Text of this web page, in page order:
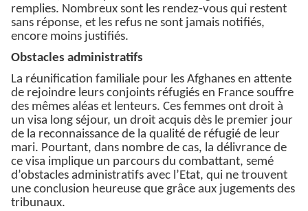
remplies. Nombreux sont les rendez-vous qui restent
sans réponse, et les refus ne sont jamais notifiés,
encore moins justifiés.
Obstacles administratifs
La réunification familiale pour les Afghanes en attente
de rejoindre leurs conjoints réfugiés en France souffre
des mêmes aléas et lenteurs. Ces femmes ont droit à
un visa long séjour, un droit acquis dès le premier jour
de la reconnaissance de la qualité de réfugié de leur
mari. Pourtant, dans nombre de cas, la délivrance de
ce visa implique un parcours du combattant, semé
d’obstacles administratifs avec l’Etat, qui ne trouvent
une conclusion heureuse que grâce aux jugements des
tribunaux.